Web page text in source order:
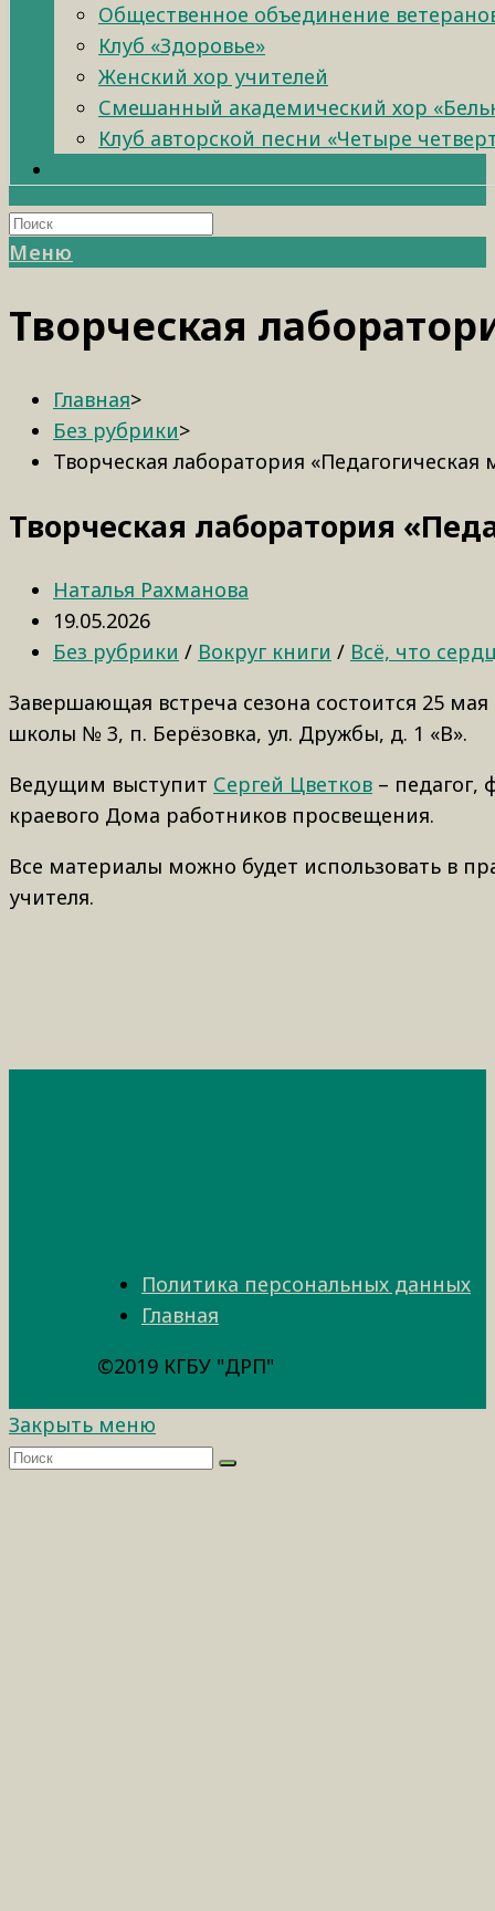
Общественное объединение
Клуб «Здоровье»
Женский хор учителей
Смешанный академический хор
Клуб авторской песни «Четыре
Меню
Творческая
Главная>
Без рубрики>
Творческая лаборатория «Педагогическая
Творческая лаборатория
Наталья Рахманова
19.05.2026
Без рубрики / Вокруг книги / Всё, что
Завершающая встреча сезона состоится 25
школы № 3, п. Берёзовка, ул. Дружбы, д. 1 «В».
Ведущим выступит Сергей Цветков – педагог,
краевого Дома работников просвещения.
Все материалы можно будет использовать в
учителя.
Политика персональных данных
Главная
©2019 КГБУ "ДРП"
Закрыть меню